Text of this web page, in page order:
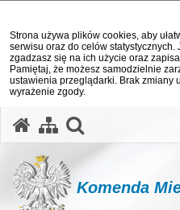
Strona używa plików cookies, aby
serwisu oraz do celów
zgadzasz się na ich użycie oraz
Pamiętaj, że możesz samodzielnie
ustawienia przeglądarki. Brak zmiany
wyrażenie zgody.
Komenda